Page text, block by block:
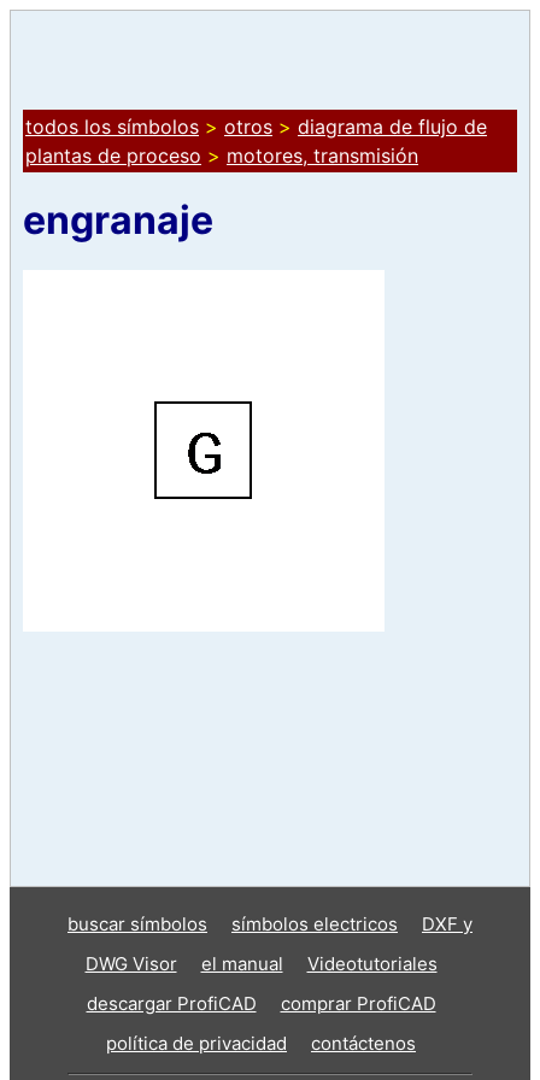
todos los símbolos > otros > diagrama de flujo de
plantas de proceso > motores, transmisión
engranaje
buscar símbolos símbolos electricos
DXF y
DWG Visor
el manual
Videotutoriales
descargar ProfiCAD
comprar ProfiCAD
política de privacidad
contáctenos